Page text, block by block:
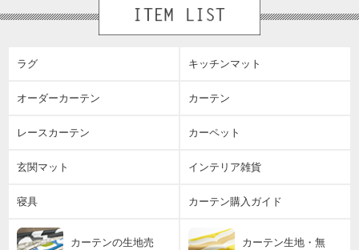
ラグ キッチンマット
オーダーカーテン カーテン
レースカーテン カーペット
玄関マット インテリア雑貨
寝具 カーテン購入ガイド
カーテンの生地売
カーテン生地・無